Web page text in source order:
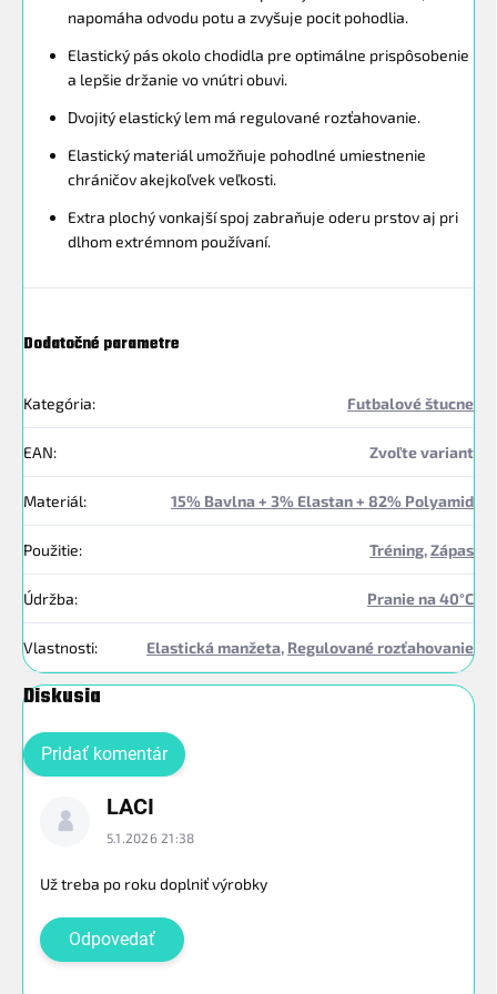
napomáha odvodu potu a zvyšuje pocit pohodlia.
Elastický pás okolo chodidla pre optimálne prispôsobenie
a lepšie držanie vo vnútri obuvi.
Dvojitý elastický lem má regulované rozťahovanie.
Elastický materiál umožňuje pohodlné umiestnenie
chráničov akejkoľvek veľkosti.
Extra plochý vonkajší spoj zabraňuje oderu prstov aj pri
dlhom extrémnom používaní.
Dodatočné parametre
Kategória: Futbalové štucne
EAN: Zvoľte variant
Materiál: 15% Bavlna + 3% Elastan + 82% Polyamid
Použitie: Tréning,Zápas
Údržba: Pranie na 40°C
Vlastnosti: Elastická manžeta, Regulované rozťahovanie
Diskusia
Pridať komentár
LACI
5.1.2026 21:38
Už treba po roku doplniť výrobky
Odpovedať